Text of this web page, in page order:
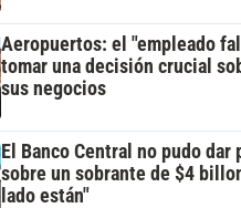
Aeropuertos: el "empleado
tomar una decisión crucial
sus negocios
El Banco Central no pudo dar
sobre un sobrante de $4
lado están"